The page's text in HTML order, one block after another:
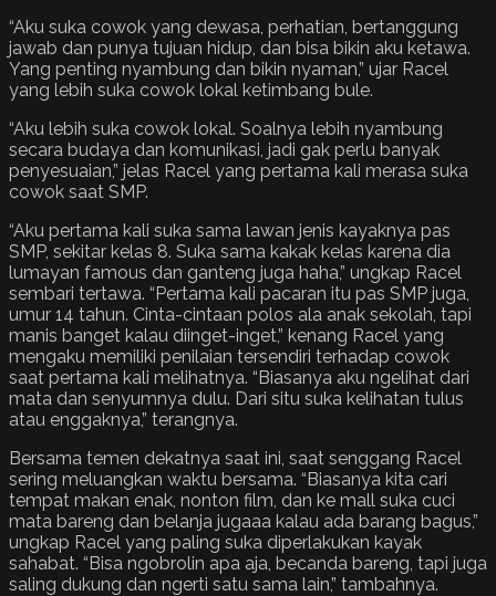
“Aku suka cowok yang dewasa, perhatian, bertanggung
jawab dan punya tujuan hidup, dan bisa bikin aku ketawa.
Yang penting nyambung dan bikin nyaman,” ujar Racel
yang lebih suka cowok lokal ketimbang bule.
“Aku lebih suka cowok lokal. Soalnya lebih nyambung
secara budaya dan komunikasi, jadi gak perlu banyak
penyesuaian,” jelas Racel yang pertama kali merasa suka
cowok saat SMP.
“Aku pertama kali suka sama lawan jenis kayaknya pas
SMP, sekitar kelas 8. Suka sama kakak kelas karena dia
lumayan famous dan ganteng juga haha,” ungkap Racel
sembari tertawa. “Pertama kali pacaran itu pas SMP juga,
umur 14 tahun. Cinta-cintaan polos ala anak sekolah, tapi
manis banget kalau diinget-inget,” kenang Racel yang
mengaku memiliki penilaian tersendiri terhadap cowok
saat pertama kali melihatnya. “Biasanya aku ngelihat dari
mata dan senyumnya dulu. Dari situ suka kelihatan tulus
atau enggaknya,” terangnya.
Bersama temen dekatnya saat ini, saat senggang Racel
sering meluangkan waktu bersama. “Biasanya kita cari
tempat makan enak, nonton film, dan ke mall suka cuci
mata bareng dan belanja jugaaa kalau ada barang bagus,”
ungkap Racel yang paling suka diperlakukan kayak
sahabat. “Bisa ngobrolin apa aja, becanda bareng, tapi juga
saling dukung dan ngerti satu sama lain,” tambahnya.